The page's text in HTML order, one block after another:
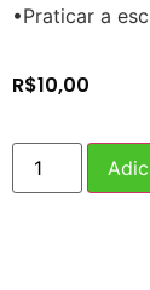
•Praticar a
R$10,00